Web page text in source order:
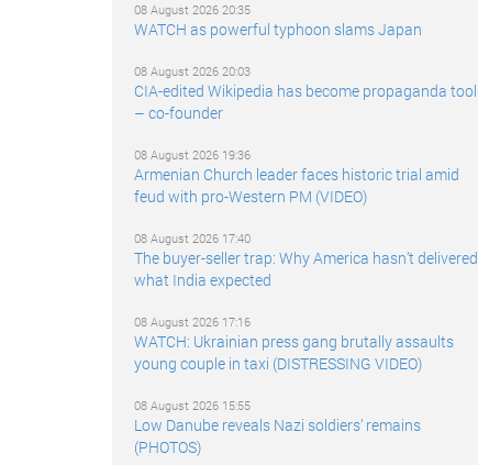
08 August 2026 20:35
WATCH as powerful typhoon slams Japan
08 August 2026 20:03
CIA-edited Wikipedia has become propaganda tool
– co-founder
08 August 2026 19:36
Armenian Church leader faces historic trial amid
feud with pro-Western PM (VIDEO)
08 August 2026 17:40
The buyer-seller trap: Why America hasn’t delivered
what India expected
08 August 2026 17:16
WATCH: Ukrainian press gang brutally assaults
young couple in taxi (DISTRESSING VIDEO)
08 August 2026 15:55
Low Danube reveals Nazi soldiers’ remains
(PHOTOS)